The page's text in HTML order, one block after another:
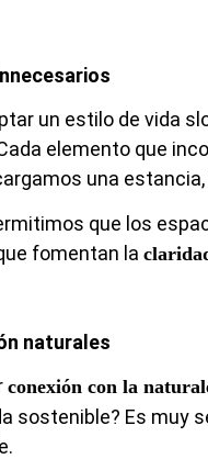
un estilo de vida
elemento que
una
que los
fomentan la
naturales
conexión con la
sostenible? Es